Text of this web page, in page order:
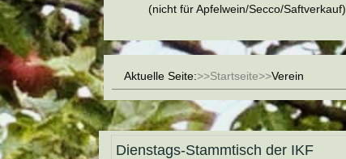
(nicht für Apfelwein/Secco/Saftverkauf)
Aktuelle Seite: Startseite Verein
Dienstags-Stammtisch der IKF